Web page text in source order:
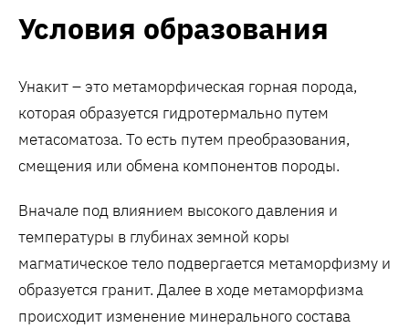
Условия образования
Унакит – это метаморфическая горная порода,
которая образуется гидротермально путем
метасоматоза. То есть путем преобразования,
смещения или обмена компонентов породы.
Вначале под влиянием высокого давления и
температуры в глубинах земной коры
магматическое тело подвергается метаморфизму и
образуется гранит. Далее в ходе метаморфизма
происходит изменение минерального состава